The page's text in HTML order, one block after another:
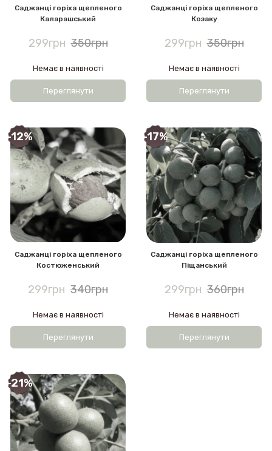
Саджанці горіха щепленого
Каларашський
299грн 350грн
Немає в наявності
Переглянути
Саджанці горіха щепленого
Козаку
299грн 350грн
Немає в наявності
Переглянути
-12%
Саджанці горіха щепленого
Костюженський
299грн 340грн
Немає в наявності
Переглянути
-17%
Саджанці горіха щепленого
Піщанський
299грн 360грн
Немає в наявності
Переглянути
-21%